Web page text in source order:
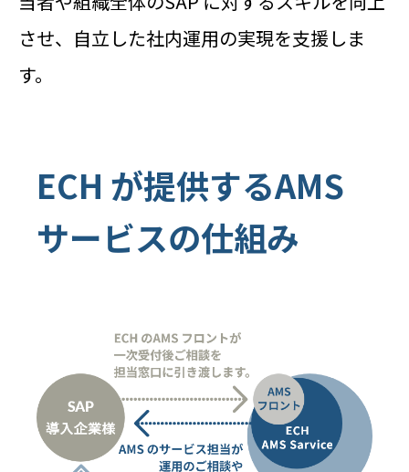
させ、自立した社内運用の実現を支援しま
す。
ECH が提供するAMS
サービスの仕組み